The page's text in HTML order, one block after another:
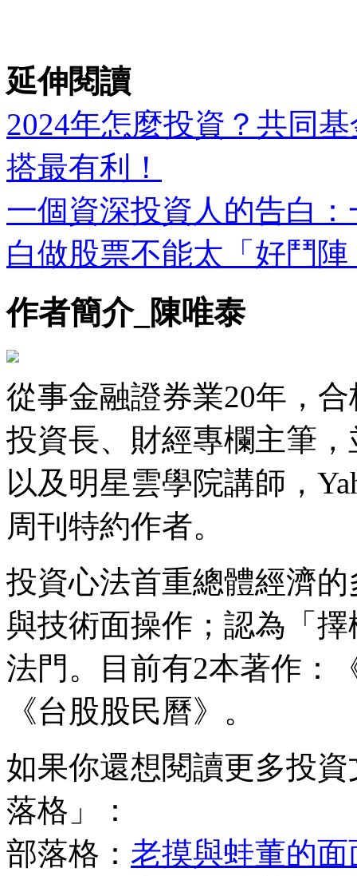
延伸閱讀
2024年怎麼投資？共同
搭最有利！
一個資深投資人的告白
白做股票不能太「好鬥
作者簡介_陳唯泰
從事金融證券業20年，
投資長、財經專欄主筆
以及明星雲學院講師，
周刊特約作者。
投資心法首重總體經濟
與技術面操作；認為「
法門。目前有2本著作：
《台股股民曆》。
如果你還想閱讀更多投
落格」：
部落格： 老摸與蛙董的面